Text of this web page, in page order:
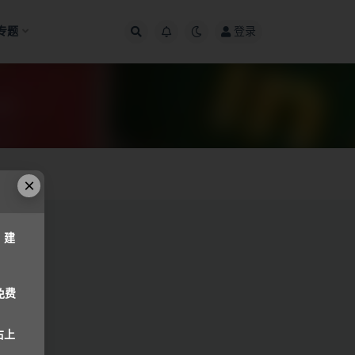
题 登录
×
建
费
上